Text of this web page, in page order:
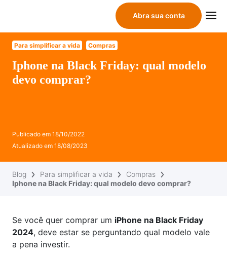
Abra sua conta
Para simplificar a vida Compras
Iphone na Black Friday: qual modelo
devo comprar?
Publicado em 18/10/2022
Atualizado em 18/08/2023
Blog Para simplificar a vida
Compras
Iphone na Black Friday: qual modelo devo comprar?
Se você quer comprar um iPhone na Black Friday
2024, deve estar se perguntando qual modelo vale
a pena investir.